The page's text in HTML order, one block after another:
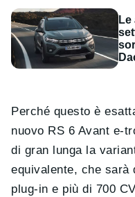
Perché questo è
nuovo RS 6 Avant e-
di gran lunga la
equivalente, che sarà
plug-in e più di 700